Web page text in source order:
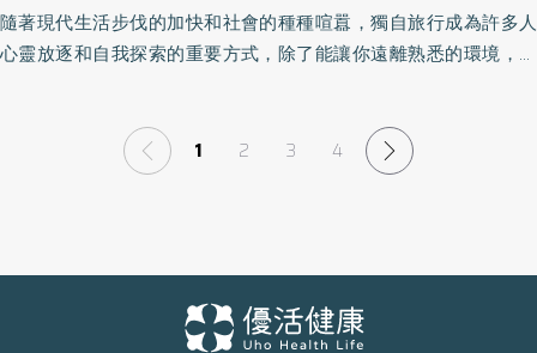
隨著現代生活步伐的加快和社會的種種喧囂，獨自旅行成為許多人
心靈放逐和自我探索的重要方式，除了能讓你遠離熟悉的環境，還
所蘊含的獨特價值。
1 2 3 4